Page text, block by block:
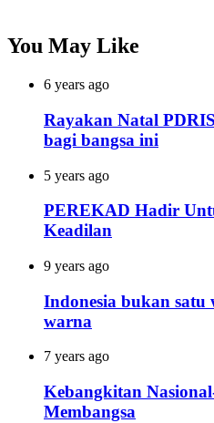
You May Like
6 years ago
Rayakan Natal
bagi bangsa ini
5 years ago
PEREKAD Hadir
Keadilan
9 years ago
Indonesia bukan
warna
7 years ago
Kebangkitan
Membangsa